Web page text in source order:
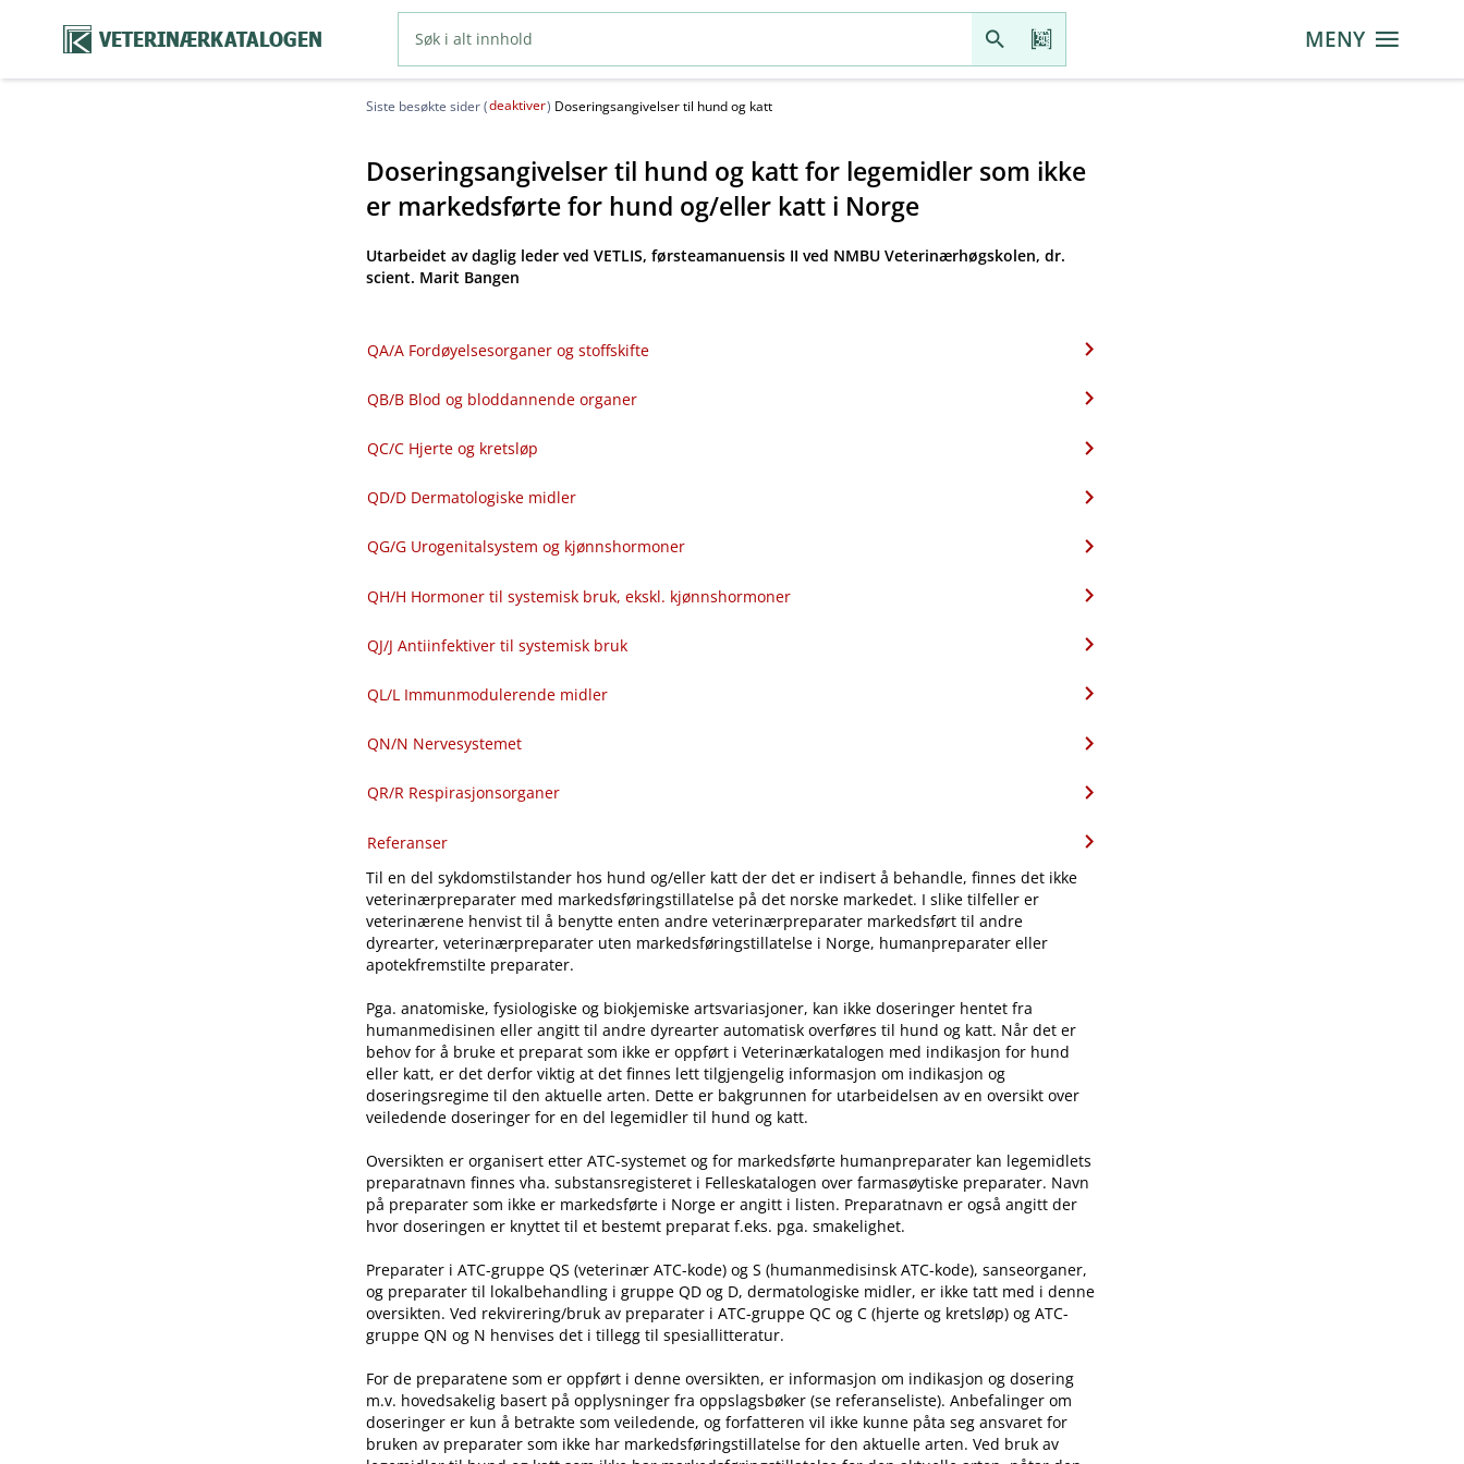
VETERINÆRKATALOGEN MENY
Siste besøkte sider (deaktiver) Doseringsangivelser til hund og katt
Doseringsangivelser til hund og katt for legemidler som ikke
er markedsførte for hund og​/​eller katt i Norge
Utarbeidet av daglig leder ved VETLIS, førsteamanuensis II ved NMBU Veterinærhøgskolen, dr.
scient. Marit Bangen
QA​/​A Fordøyelsesorganer og stoffskifte
QB​/​B Blod og bloddannende organer
QC​/​C Hjerte og kretsløp
QD​/​D Dermatologiske midler
QG​/​G Urogenitalsystem og kjønnshormoner
QH​/​H Hormoner til systemisk bruk, ekskl. kjønnshormoner
QJ​/​J Antiinfektiver til systemisk bruk
QL​/​L Immunmodulerende midler
QN​/​N Nervesystemet
QR​/​R Respirasjonsorganer
Referanser
Til en del sykdomstilstander hos hund og​/​eller katt der det er indisert å behandle, finnes det ikke
veterinærpreparater med markedsføringstillatelse på det norske markedet. I slike tilfeller er
veterinærene henvist til å benytte enten andre veterinærpreparater markedsført til andre
dyrearter, veterinærpreparater uten markedsføringstillatelse i Norge, humanpreparater eller
apotekfremstilte preparater.
Pga. anatomiske, fysiologiske og biokjemiske artsvariasjoner, kan ikke doseringer hentet fra
humanmedisinen eller angitt til andre dyrearter automatisk overføres til hund og katt. Når det er
behov for å bruke et preparat som ikke er oppført i Veterinærkatalogen med indikasjon for hund
eller katt, er det derfor viktig at det finnes lett tilgjengelig informasjon om indikasjon og
doseringsregime til den aktuelle arten. Dette er bakgrunnen for utarbeidelsen av en oversikt over
veiledende doseringer for en del legemidler til hund og katt.
Oversikten er organisert etter ATC-systemet og for markedsførte humanpreparater kan legemidlets
preparatnavn finnes vha. substansregisteret i Felleskatalogen over farmasøytiske preparater. Navn
på preparater som ikke er markedsførte i Norge er angitt i listen. Preparatnavn er også angitt der
hvor doseringen er knyttet til et bestemt preparat f.eks. pga. smakelighet.
Preparater i ATC-gruppe QS (veterinær ATC-kode) og S (humanmedisinsk ATC-kode), sanseorganer,
og preparater til lokalbehandling i gruppe QD og D, dermatologiske midler, er ikke tatt med i denne
oversikten. Ved rekvirering​/​bruk av preparater i ATC-gruppe QC og C (hjerte og kretsløp) og ATC-
gruppe QN og N henvises det i tillegg til spesiallitteratur.
For de preparatene som er oppført i denne oversikten, er informasjon om indikasjon og dosering
m.v. hovedsakelig basert på opplysninger fra oppslagsbøker (se referanseliste). Anbefalinger om
doseringer er kun å betrakte som veiledende, og forfatteren vil ikke kunne påta seg ansvaret for
bruken av preparater som ikke har markedsføringstillatelse for den aktuelle arten. Ved bruk av